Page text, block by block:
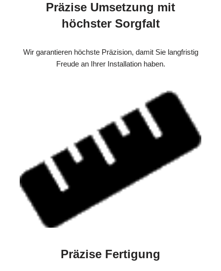
Präzise Umsetzung mit
höchster Sorgfalt
Wir garantieren höchste Präzision, damit Sie langfristig
Freude an Ihrer Installation haben.
Präzise Fertigung